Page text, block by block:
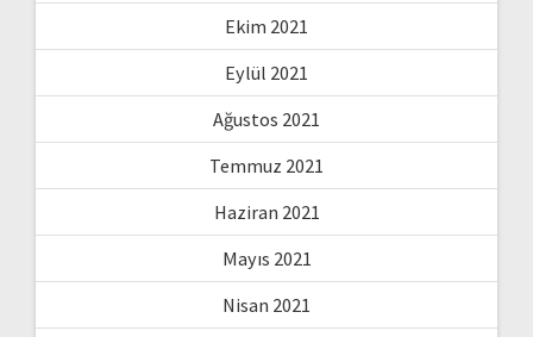
Ekim 2021
Eylül 2021
Ağustos 2021
Temmuz 2021
Haziran 2021
Mayıs 2021
Nisan 2021